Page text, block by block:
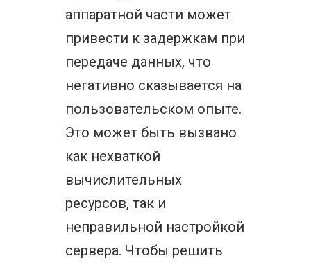
аппаратной части может
привести к задержкам при
передаче данных, что
негативно сказывается на
пользовательском опыте.
Это может быть вызвано
как нехваткой
вычислительных
ресурсов, так и
неправильной настройкой
сервера. Чтобы решить